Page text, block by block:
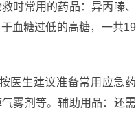
时常用的药品：异丙嗪、
血糖过低的高糖，一共19
医生建议准备常用应急药
雾剂等。辅助用品：还需